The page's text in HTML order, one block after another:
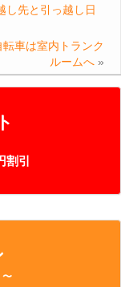
引
〜
先と引っ越し日
車は室内トランク
ルームへ »